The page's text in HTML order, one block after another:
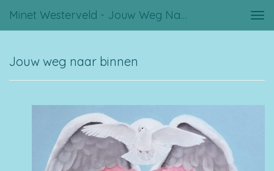
Minet Westerveld - Jouw Weg Naar Binnen
Jouw weg naar binnen